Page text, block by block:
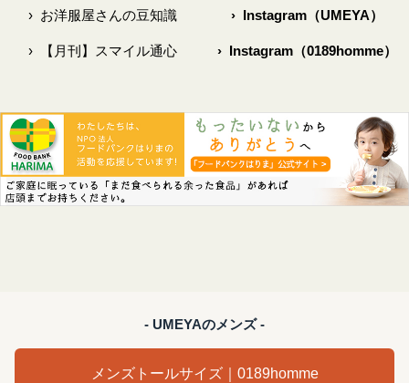
›お洋服屋さんの豆知識
›【月刊】スマイル通心
›Instagram（UMEYA）
›Instagram（0189homme）
- UMEYAのメンズ -
メンズトールサイズ｜0189homme